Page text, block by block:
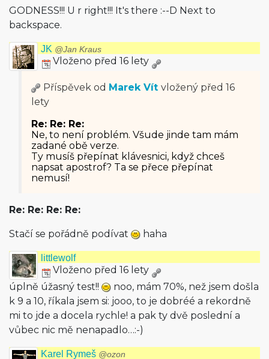
GODNESS!!! U r right!!! It's there :--D Next to
backspace.
JK @Jan Kraus
Vloženo před 16 lety
Příspěvek od Marek Vít vložený před 16
lety
Re: Re: Re:
Ne, to není problém. Všude jinde tam mám
zadané obě verze.
Ty musíš přepínat klávesnici, když chceš
napsat apostrof? Ta se přece přepínat
nemusí!
Re: Re: Re: Re:
Stačí se pořádně podívat haha
littlewolf
Vloženo před 16 lety
úplně úžasný test!!
noo, mám 70%, než jsem došla
k 9 a 10, říkala jsem si: jooo, to je dobréé a rekordně
mi to jde a docela rychle! a pak ty dvě poslední a
vůbec nic mě nenapadlo…:-)
Karel Rymeš @ozon